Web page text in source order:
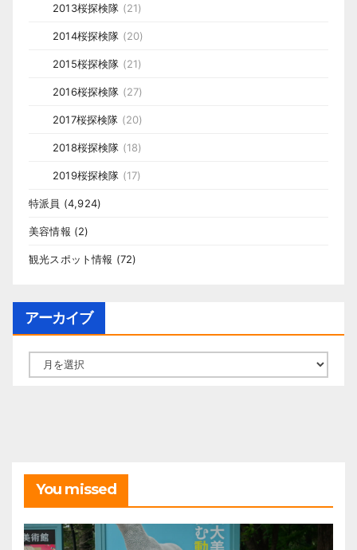
2013桜探検隊 (21)
2014桜探検隊 (20)
2015桜探検隊 (21)
2016桜探検隊 (27)
2017桜探検隊 (20)
2018桜探検隊 (18)
2019桜探検隊 (17)
特派員 (4,924)
美容情報 (2)
観光スポット情報 (72)
アーカイブ
You missed